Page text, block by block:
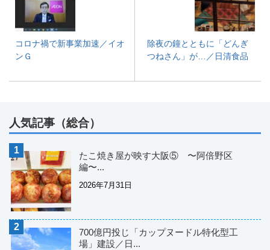
コロナ禍で新事業加速／イオ
ンＧ
除夜の鐘とともに「どんぎ
つねさん」が…／日清食品
人気記事（総合）
たこ焼き屋が映す大阪⑤ 〜阿倍野区
編〜...
2026年7月31日
700億円投じ「カップヌードル特化型工
場」建設／日...